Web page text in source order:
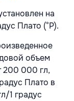
на
Плато (°P).
объем
200 000 гл,
Плато в
1 градус